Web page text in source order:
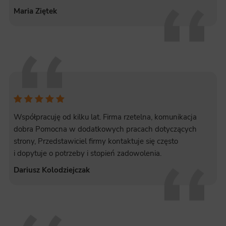
Maria Ziętek
Współpracuję od kilku lat. Firma rzetelna, komunikacja
dobra Pomocna w dodatkowych pracach dotyczących
strony, Przedstawiciel firmy kontaktuje się często
i dopytuje o potrzeby i stopień zadowolenia.
Dariusz Kolodziejczak